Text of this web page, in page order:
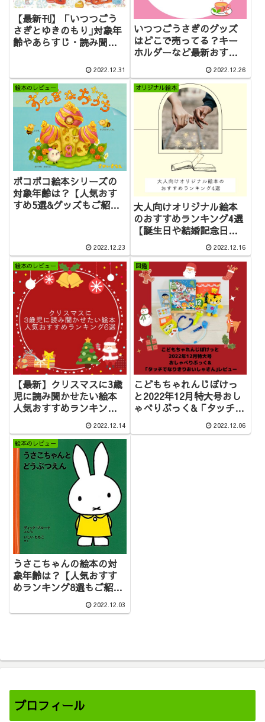
【最新刊】「いつつごう
さぎとゆきのもり｣対象年
齢やあらすじ・読み聞か
2022.12.31
いつつごうさぎのグッズ
はどこで売ってる？キー
ホルダーなど最新おすす
めグッズをご紹介！2022.12.26
絵本のレビュー
ポコポコ絵本シリーズの
対象年齢は？【人気おす
すめ5選&グッズもご紹
2022.12.23
オリジナル絵本
大人向けオリジナル絵本
のおすすめランキング4選
【誕生日や結婚記念日の
2022.12.16
絵本のレビュー
【最新】クリスマスに3歳
児に読み聞かせたい絵本
人気おすすめランキング
2022.12.14
図鑑
こどもちゃれんじぽけっ
と2022年12月特大号おし
ゃべりぶっく&「タッチで
なりきりおいしゃさん｣レ
ビュー
2022.12.06
絵本のレビュー
うさこちゃんの絵本の対
象年齢は？【人気おすす
めランキング8選もご紹
2022.12.03
プロフィール